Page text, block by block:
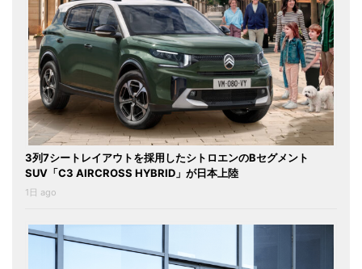
3列7シートレイアウトを採用したシトロエンのBセグメント
SUV「C3 AIRCROSS HYBRID」が日本上陸
1日 ago